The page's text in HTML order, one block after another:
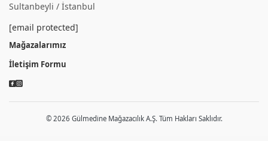
Sultanbeyli / İstanbul
[email protected]
Mağazalarımız
İletişim Formu
© 2026 Gülmedine Mağazacılık A.Ş. Tüm Hakları Saklıdır.